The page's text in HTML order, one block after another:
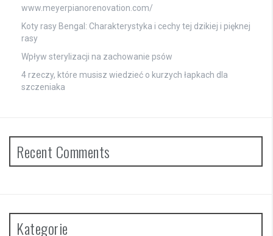
www.meyerpianorenovation.com/
Koty rasy Bengal: Charakterystyka i cechy tej dzikiej i pięknej
rasy
Wpływ sterylizacji na zachowanie psów
4 rzeczy, które musisz wiedzieć o kurzych łapkach dla
szczeniaka
Recent Comments
Kategorie